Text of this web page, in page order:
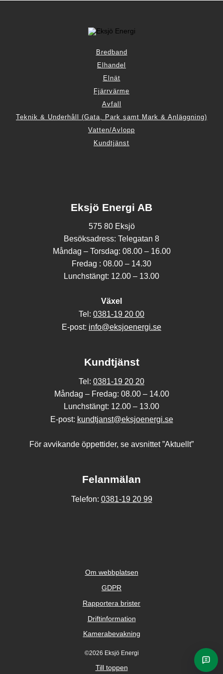
Bredband
Elhandel
Elnät
Fjärrvärme
Avfall
Teknik & Underhåll (Gata, Park samt Mark & Anläggning)
Vatten/Avlopp
Kundtjänst
Eksjö Energi AB
575 80 Eksjö
Besöksadress: Telegatan 8
Måndag – Torsdag: 08.00 – 16.00
Fredag : 08.00 – 14.30
Lunchstängt: 12.00 – 13.00
Växel
Tel: 0381-19 20 00
E-post: info@eksjoenergi.se
Kundtjänst
Tel: 0381-19 20 20
Måndag – Fredag: 08.00 – 14.00
Lunchstängt: 12.00 – 13.00
E-post: kundtjanst@eksjoenergi.se
För avvikande öppettider, se avsnittet ”Aktuellt”
Felanmälan
Telefon: 0381-19 20 99
©2026 Eksjö Energi
Om webbplatsen
GDPR
Rapportera brister
Driftinformation
Kamerabevakning
Till toppen Ask